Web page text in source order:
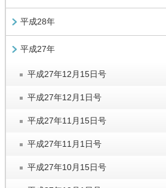
平成28年
平成27年
平成27年12月15日号
平成27年12月1日号
平成27年11月15日号
平成27年11月1日号
平成27年10月15日号